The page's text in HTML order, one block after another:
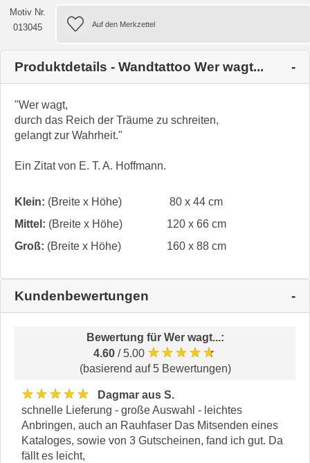
Motiv Nr.
013045
Produktdetails - Wandtattoo Wer wagt...
"Wer wagt,
durch das Reich der Träume zu schreiten,
gelangt zur Wahrheit."
Ein Zitat von E. T. A. Hoffmann.
Klein: (Breite x Höhe)
80 x 44 cm
Mittel: (Breite x Höhe)
120 x 66 cm
Groß: (Breite x Höhe) 160 x 88 cm
Kundenbewertungen
Bewertung für Wer wagt...:
4.60 / 5.00 ★★★★★
(basierend auf 5 Bewertungen)
★★★★★
Dagmar aus S.
schnelle Lieferung - große Auswahl - leichtes
Anbringen, auch an Rauhfaser Das Mitsenden eines
Kataloges, sowie von 3 Gutscheinen, fand ich gut. Da
fällt es leicht,